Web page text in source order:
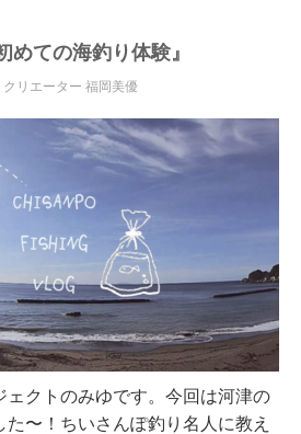
ての海釣り体験』
リエーター 福岡美優
ェクトのみゆです。今回は河津の
〜！ちいさんぽ釣り名人に教え